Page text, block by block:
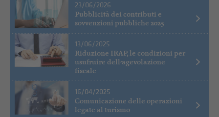
23/06/2026
Pubblicità dei contributi e
sovvenzioni pubbliche 2025
13/06/2025
Riduzione IRAP, le condizioni per
usufruire dell’agevolazione
fiscale
16/04/2025
Comunicazione delle operazioni
legate al turismo